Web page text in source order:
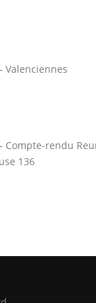
Valenciennes
Compte-rendu
136